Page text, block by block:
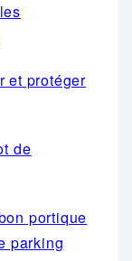
et protéger
de
portique
parking